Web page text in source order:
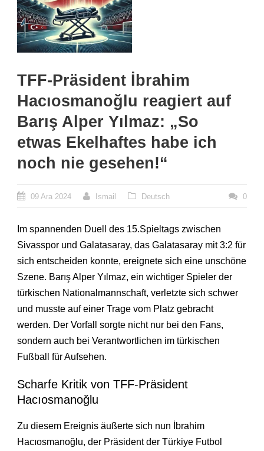
TFF-Präsident İbrahim
Hacıosmanoğlu reagiert auf
Barış Alper Yılmaz: „So
etwas Ekelhaftes habe ich
noch nie gesehen!“
09 Ara 2024 Ismail Deutsch 0
Im spannenden Duell des 15.Spieltags zwischen
Sivasspor und Galatasaray, das Galatasaray mit 3:2 für
sich entscheiden konnte, ereignete sich eine unschöne
Szene. Barış Alper Yılmaz, ein wichtiger Spieler der
türkischen Nationalmannschaft, verletzte sich schwer
und musste auf einer Trage vom Platz gebracht
werden. Der Vorfall sorgte nicht nur bei den Fans,
sondern auch bei Verantwortlichen im türkischen
Fußball für Aufsehen.
Scharfe Kritik von TFF-Präsident
Hacıosmanoğlu
Zu diesem Ereignis äußerte sich nun İbrahim
Hacıosmanoğlu, der Präsident der Türkiye Futbol